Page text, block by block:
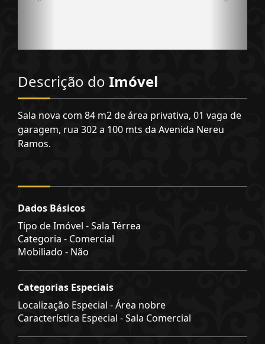
Descrição do Imóvel
Sala nova com 84 m2 de área privativa, 01 vaga de
garagem, rua 302 a 100 mts da Avenida Nereu
Ramos.
Dados Básicos
Tipo de Imóvel - Sala Térrea
Categoria - Comercial
Mobiliado - Não
Categorias Especiais
Localização Especial - Área nobre
Característica Especial - Sala Comercial